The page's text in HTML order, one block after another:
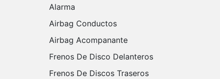
Alarma
Airbag Conductos
Airbag Acompanante
Frenos De Disco Delanteros
Frenos De Discos Traseros